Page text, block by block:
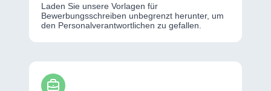
Laden Sie unsere Vorlagen für
Bewerbungsschreiben unbegrenzt herunter, um
den Personalverantwortlichen zu gefallen.